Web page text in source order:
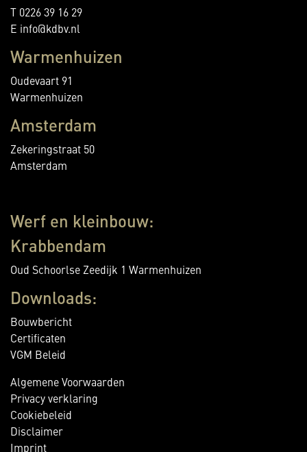
T 0226 39 16 29
E info@kdbv.nl
Warmenhuizen
Oudevaart 91
Warmenhuizen
Amsterdam
Zekeringstraat 50
Amsterdam
Werf en kleinbouw:
Krabbendam
Oud Schoorlse Zeedijk 1 Warmenhuizen
Downloads:
Bouwbericht
Certificaten
VGM Beleid
Algemene Voorwaarden
Privacy verklaring
Cookiebeleid
Disclaimer
Imprint